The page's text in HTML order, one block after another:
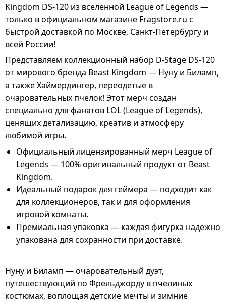
Kingdom DS-120 из вселенной League of Legends —
только в официальном магазине Fragstore.ru с
быстрой доставкой по Москве, Санкт-Петербургу и
всей России!
Представляем коллекционный набор D-Stage DS-120
от мирового бренда Beast Kingdom — Нуну и Биламп,
а также Хаймердингер, переодетые в
очаровательных пчёлок! Этот мерч создан
специально для фанатов LOL (League of Legends),
ценящих детализацию, креатив и атмосферу
любимой игры.
Официальный лицензированный мерч League of
Legends — 100% оригинальный продукт от Beast
Kingdom.
Идеальный подарок для геймера — подходит как
для коллекционеров, так и для оформления
игровой комнаты.
Премиальная упаковка — каждая фигурка надёжно
упакована для сохранности при доставке.
Нуну и Биламп — очаровательный дуэт,
путешествующий по Фрельджорду в пчелиных
костюмах, воплощая детские мечты и зимние